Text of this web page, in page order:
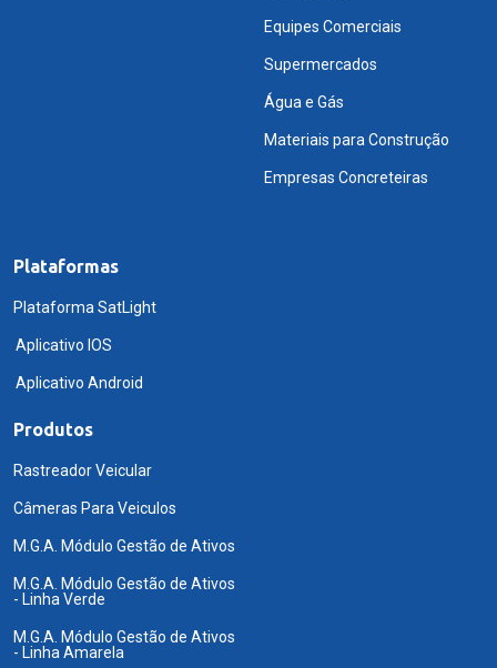
Equipes Comerciais
Supermercados
Água e Gás
Materiais para Construção
Empresas Concreteiras
Plataformas
Plataforma SatLight
Aplicativo IOS
Aplicativo Android
Produtos
Rastreador Veicular
Câmeras Para Veiculos
M.G.A. Módulo Gestão de Ativos
M.G.A. Módulo Gestão de Ativos
- Linha Verde
M.G.A. Módulo Gestão de Ativos
- Linha Amarela